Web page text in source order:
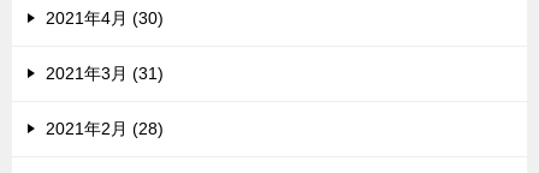
2021年4月 (30)
2021年3月 (31)
2021年2月 (28)